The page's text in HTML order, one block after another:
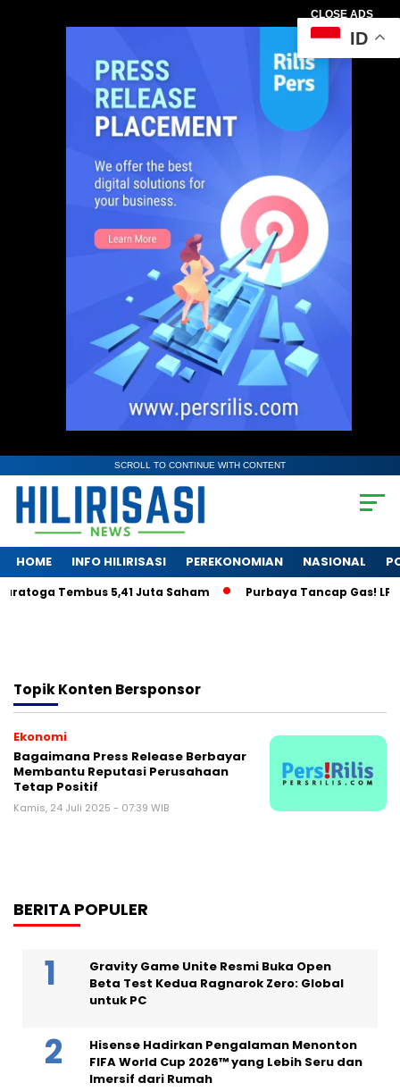
CLOSE ADS
SCROLL TO CONTINUE WITH CONTENT
HOME INFO HILIRISASI PEREKONOMIAN NASIONAL
Tembus 5,41 Juta Saham Purbaya Tancap Gas! LPS
TopikKonten Bersponsor
Ekonomi
Bagaimana Press Release Berbayar
Membantu Reputasi Perusahaan
Tetap Positif
Kamis, 24 Juli 2025 - 07:39 WIB
BERITA POPULER
Gravity Game Unite Resmi Buka Open
Beta Test Kedua Ragnarok Zero: Global
untuk PC
Hisense Hadirkan Pengalaman Menonton
FIFA World Cup 2026™ yang Lebih Seru dan
Imersif dari Rumah
ID